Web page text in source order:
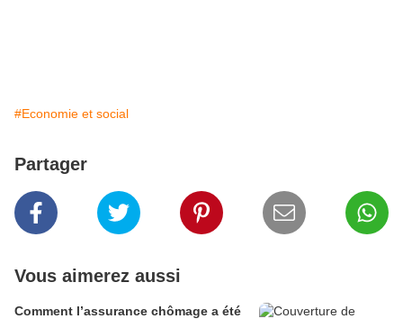
#Economie et social
Partager
Vous aimerez aussi
Comment l’assurance chômage a été